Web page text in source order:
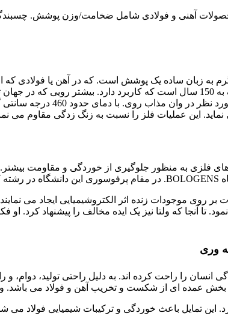
به زبان ساده یک پوشش است. که در آهن یا فولادی
به روش غوطه وری گرم نزدیک به 150 سال است که کاربرد
می باشد. در این
این عملیات فلز را نسبت به زنگ زدگی مقاوم می
تا آنجا که ولتا نیز یک ایده مخالف را پیشنهاد
وری
انسان را راحت کرده اند. به دلیل راحتی تولید، دوام،
عمده ای از شکست و تخریب آهن و فولاد می باشد. و
این تمایل باعث خوردگی و ترکیبات شیمیایی فولاد می